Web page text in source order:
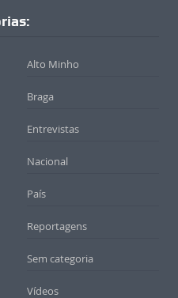
Alto Minho
Braga
Entrevistas
Nacional
País
Reportagens
Sem categoria
Vídeos